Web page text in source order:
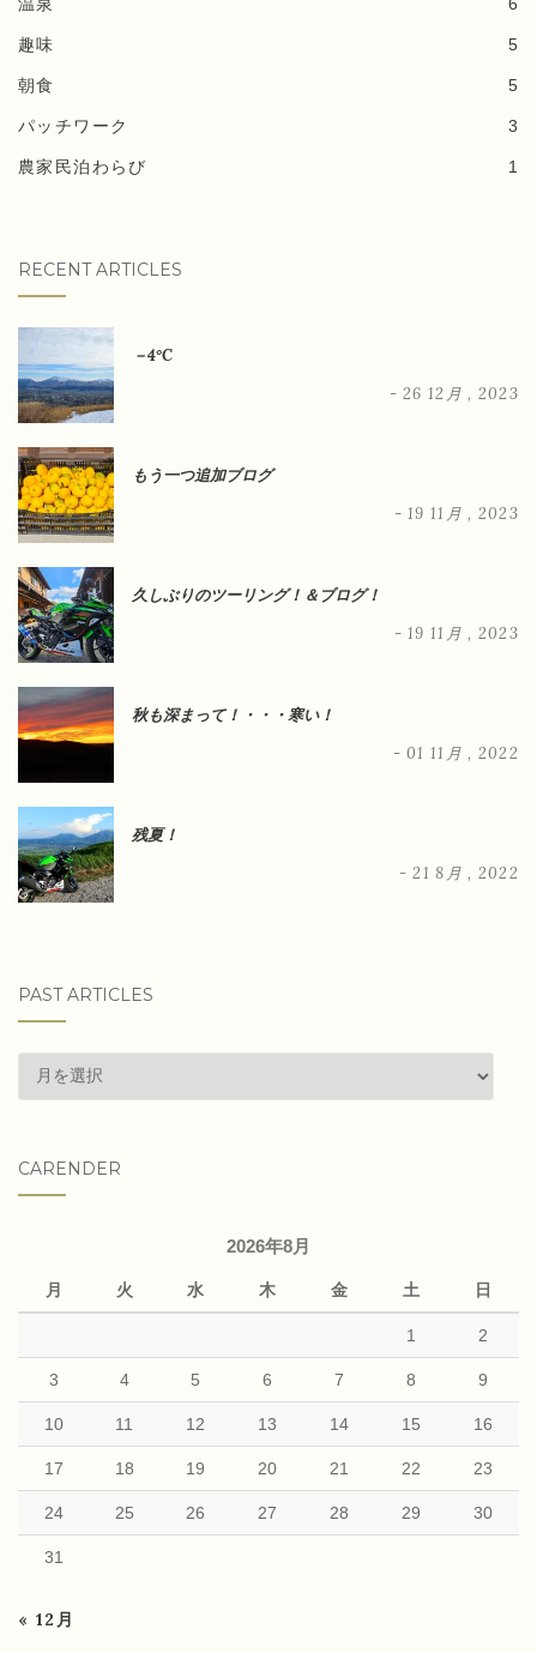
趣味 5
朝食 5
パッチワーク 3
農家民泊わらび 1
RECENT ARTICLES
－4°C
- 26 12月 , 2023
もう一つ追加ブログ
- 19 11月 , 2023
久しぶりのツーリング！＆ブログ！
- 19 11月 , 2023
秋も深まって！・・・寒い！
- 01 11月 , 2022
残夏！
- 21 8月 , 2022
PAST ARTICLES
past
articles
CARENDER
2026年8月
月 火 水 木 金 土 日
1 2
3 4 5 6 7 8 9
10 11 12 13 14 15 16
17 18 19 20 21 22 23
24 25 26 27 28 29 30
31
« 12月